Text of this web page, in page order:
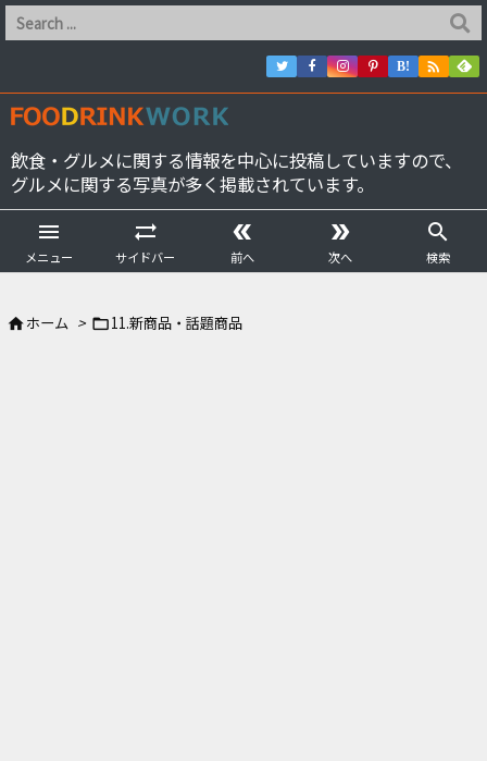
飲食・グルメに関する情報を中心に投稿していますので、
グルメに関する写真が多く掲載されています。

メニュー

サイドバー

前へ

次へ

検索
B! 
ホーム > 11.新商品・話題商品